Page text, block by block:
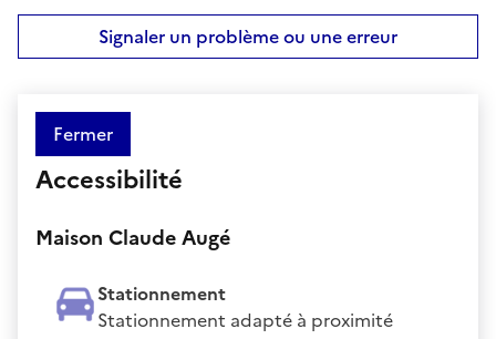
Signaler un problème ou une erreur
Fermer
Accessibilité
Maison Claude Augé
Stationnement
Stationnement adapté à proximité